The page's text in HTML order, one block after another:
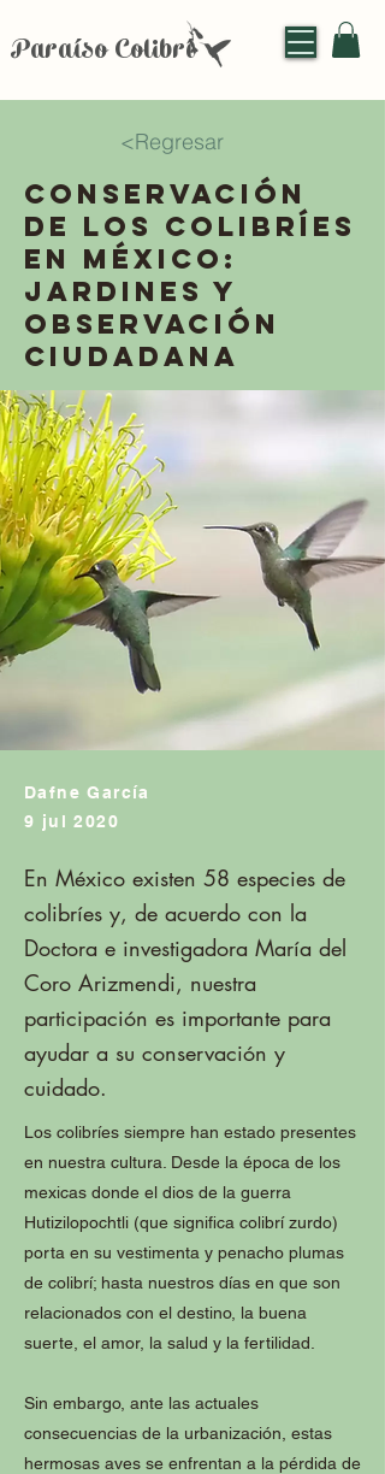
Paraíso Colibrí
<Regresar
Conservación
de los colibríes
en México:
jardines y
observación
ciudadana
Dafne García
9 jul 2020
En México existen 58 especies de
colibríes y, de acuerdo con la
Doctora e investigadora María del
Coro Arizmendi, nuestra
participación es importante para
ayudar a su conservación y
cuidado.
Los colibríes siempre han estado presentes
en nuestra cultura. Desde la época de los
mexicas donde el dios de la guerra
Hutizilopochtli (que significa colibrí zurdo)
porta en su vestimenta y penacho plumas
de colibrí; hasta nuestros días en que son
relacionados con el destino, la buena
suerte, el amor, la salud y la fertilidad.
Sin embargo, ante las actuales
consecuencias de la urbanización, estas
hermosas aves se enfrentan a la pérdida de